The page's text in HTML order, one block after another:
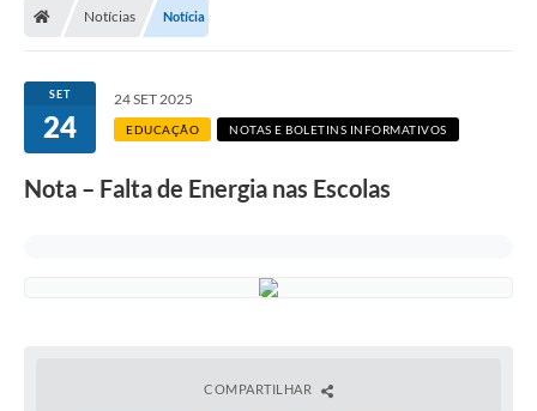
Notícias Notícia
SET
24
24 SET 2025
EDUCAÇÃO NOTAS E BOLETINS INFORMATIVOS
Nota – Falta de Energia nas Escolas
COMPARTILHAR